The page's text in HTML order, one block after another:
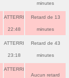
minutes
ATTERRI
22:48
Retard de 13
minutes
ATTERRI
23:18
Retard de 43
minutes
ATTERRI
Aucun retard